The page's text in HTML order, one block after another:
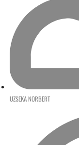
UZSEKA NORBERT